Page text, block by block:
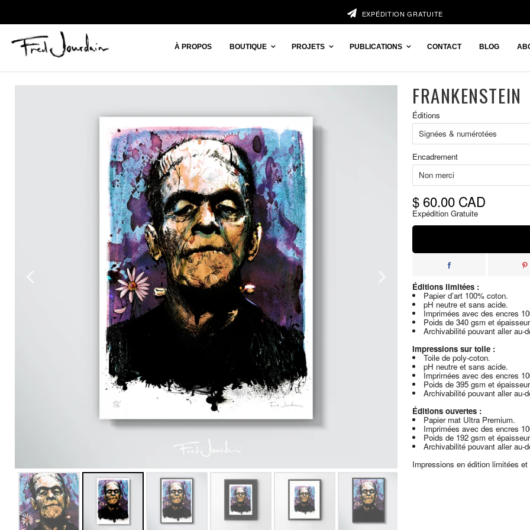
EXPÉDITION GRATUITE
À PROPOS BOUTIQUE PROJETS PUBLICATIONS CONTACT BLOG
FRANKENSTEIN
Prix
réduit
Éditions
Encadrement
$ 60.00 CAD
Expédition Gratuite
Éditions limitées :
Papier d’art 100% coton.
pH neutre et sans acide.
Imprimées avec des encres
Poids de 340 gsm et
Archivabilité pouvant aller au-
Impressions sur toile :
Toile de poly-coton.
pH neutre et sans acide.
Imprimées avec des encres
Poids de 395 gsm et
Archivabilité pouvant aller au-
Éditions ouvertes :
Papier mat Ultra Premium.
Imprimées avec des encres
Poids de 192 gsm et
Archivabilité pouvant aller au-
Impressions en édition limitées